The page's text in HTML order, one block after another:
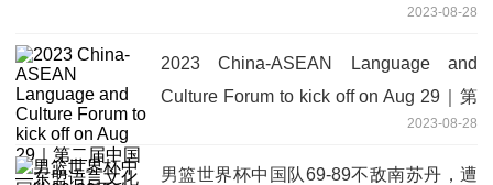
2023-08-28
2023 China-ASEAN Language and
Culture Forum to kick off on Aug 29｜第
二届中国—东盟语言文化论坛将于29日
举行
2023-08-28
男篮世界杯中国队69-89不敌南苏丹，遭